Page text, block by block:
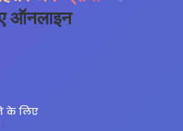
ऑनलाइन
के लिए